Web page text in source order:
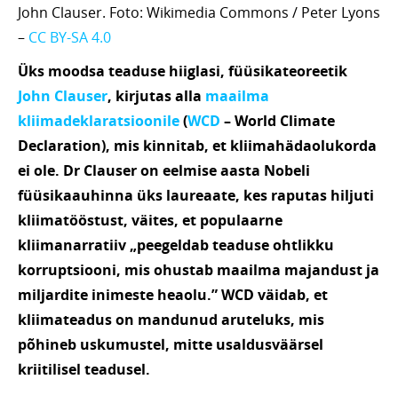
John Clauser. Foto: Wikimedia Commons / Peter Lyons
– CC BY-SA 4.0
Üks moodsa teaduse hiiglasi, füüsikateoreetik
John Clauser, kirjutas alla maailma
kliimadeklaratsioonile(WCD – World Climate
Declaration), mis kinnitab, et kliimahädaolukorda
ei ole. Dr Clauser on eelmise aasta Nobeli
füüsikaauhinna üks laureaate, kes raputas hiljuti
kliimatööstust, väites, et populaarne
kliimanarratiiv „peegeldab teaduse ohtlikku
korruptsiooni, mis ohustab maailma majandust ja
miljardite inimeste heaolu.” WCD väidab, et
kliimateadus on mandunud aruteluks, mis
põhineb uskumustel, mitte usaldusväärsel
kriitilisel teadusel.